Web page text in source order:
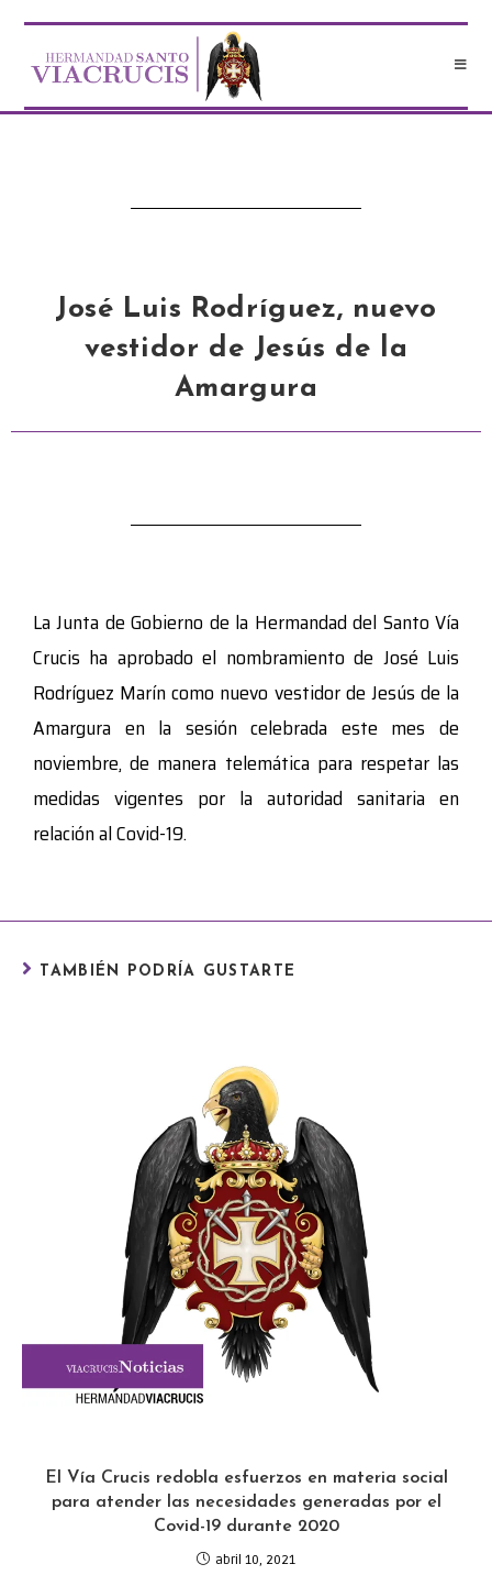
José Luis Rodríguez, nuevo
vestidor de Jesús de la
Amargura
La Junta de Gobierno de la Hermandad del Santo Vía
Crucis ha aprobado el nombramiento de José Luis
Rodríguez Marín como nuevo vestidor de Jesús de la
Amargura en la sesión celebrada este mes de
noviembre, de manera telemática para respetar las
medidas vigentes por la autoridad sanitaria en
relación al Covid-19.
TAMBIÉN PODRÍA GUSTARTE
El Vía Crucis redobla esfuerzos en materia social
para atender las necesidades generadas por el
Covid-19 durante 2020
abril 10, 2021